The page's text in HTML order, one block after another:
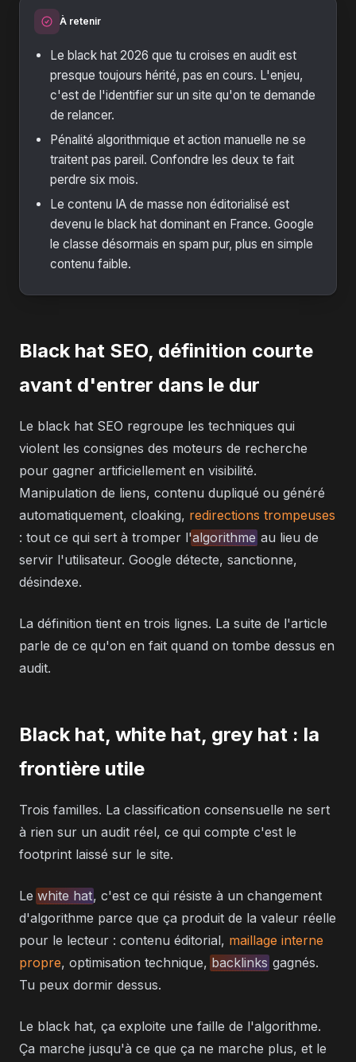
À retenir
Le black hat 2026 que tu croises en audit est
presque toujours hérité, pas en cours. L'enjeu,
c'est de l'identifier sur un site qu'on te demande
de relancer.
Pénalité algorithmique et action manuelle ne se
traitent pas pareil. Confondre les deux te fait
perdre six mois.
Le contenu IA de masse non éditorialisé est
devenu le black hat dominant en France. Google
le classe désormais en spam pur, plus en simple
contenu faible.
Black hat SEO, définition courte
avant d'entrer dans le dur
Le black hat SEO regroupe les techniques qui
violent les consignes des moteurs de recherche
pour gagner artificiellement en visibilité.
Manipulation de liens, contenu dupliqué ou généré
automatiquement, cloaking, redirections trompeuses
: tout ce qui sert à tromper l'algorithme au lieu de
servir l'utilisateur. Google détecte, sanctionne,
désindexe.
La définition tient en trois lignes. La suite de l'article
parle de ce qu'on en fait quand on tombe dessus en
audit.
Black hat, white hat, grey hat : la
frontière utile
Trois familles. La classification consensuelle ne sert
à rien sur un audit réel, ce qui compte c'est le
footprint laissé sur le site.
Le white hat, c'est ce qui résiste à un changement
d'algorithme parce que ça produit de la valeur réelle
pour le lecteur : contenu éditorial, maillage interne
propre, optimisation technique, backlinks gagnés.
Tu peux dormir dessus.
Le black hat, ça exploite une faille de l'algorithme.
Ça marche jusqu'à ce que ça ne marche plus, et le